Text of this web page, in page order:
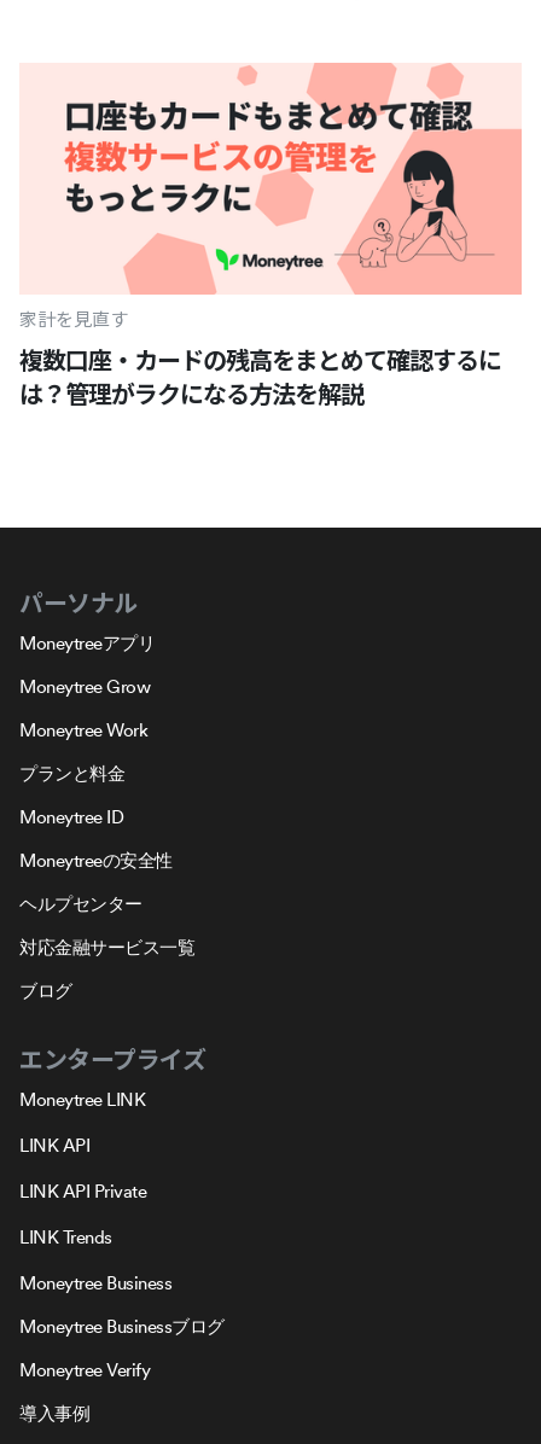
家計を見直す
複数口座・カードの残高をまとめて確認するに
は？管理がラクになる方法を解説
パーソナル
Moneytreeアプリ
Moneytree Grow
Moneytree Work
プランと料金
Moneytree ID
Moneytreeの安全性
ヘルプセンター
対応金融サービス一覧
ブログ
エンタープライズ
Moneytree LINK
LINK API
LINK API Private
LINK Trends
Moneytree Business
Moneytree Businessブログ
Moneytree Verify
導入事例